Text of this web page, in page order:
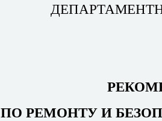
ПО РЕМОНТУ И